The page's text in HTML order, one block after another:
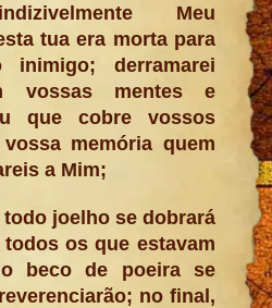
Meu
tua era morta para
derramarei
vossas mentes e
que cobre vossos
memória quem
a Mim;
joelho se dobrará
os que estavam
beco de poeira se
no final,